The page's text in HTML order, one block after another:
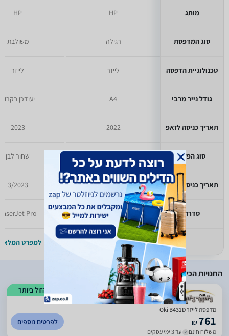
מותג
סוג המדפסת
טכנולוגיית הדפסה
גודל נייר מרבי
תאריך כניסה לזאפ
סוג הפלט
תאריך כניסה לזאפ
סדרה
HP
רגילה
לייזר
A4
2022
3/2022
hp laser jet
למפרט המלא >>
HP
משולבת
לייזר
יעודכן בקרוב
2023
שחור לבן
3/2023
Pro
למפרט המלא
החנויות הכי זולות
הזול ביותר
4.96
(
1558
)
מדפסת לייזר Oki B431D
₪761
משלוח חינם עד 3 ימי עסקים
לפרטים נוספים